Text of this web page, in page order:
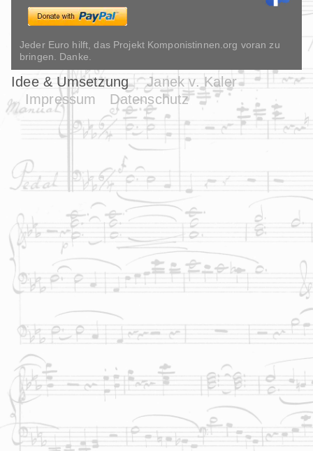
Jeder Euro hilft, das Projekt Komponistinnen.org voran zu
bringen. Danke.
Idee & Umsetzung
Janek v. Kaler
Impressum
Datenschutz